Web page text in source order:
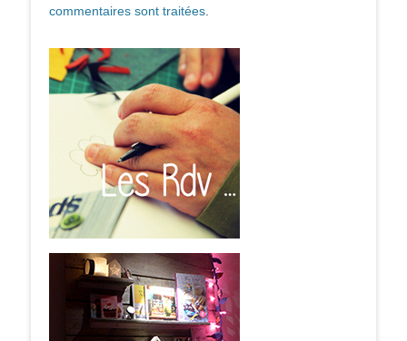
commentaires sont traitées